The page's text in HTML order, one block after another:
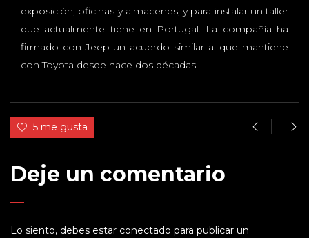
exposición, oficinas y almacenes, y para instalar un taller
que actualmente tiene en Portugal. La compañía ha
firmado con Jeep un acuerdo similar al que mantiene
con Toyota desde hace dos décadas.
5 me gusta
Deje un comentario
Lo siento, debes estar conectado para publicar un